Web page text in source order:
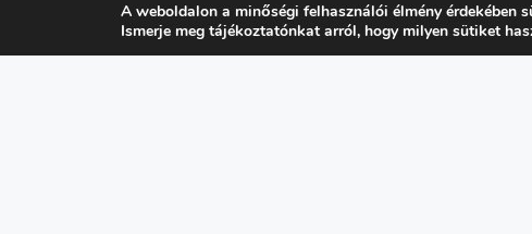
A weboldalon a minőségi felhasználói élmény érdekében
Ismerje meg tájékoztatónkat arról, hogy milyen sütiket